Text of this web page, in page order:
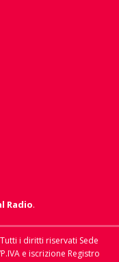
Radio.
i diritti riservati Sede
e iscrizione Registro